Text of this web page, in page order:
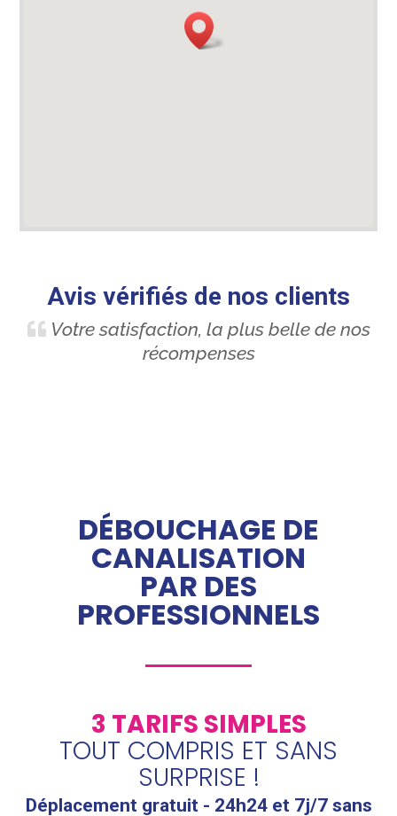
Avis vérifiés de nos clients
Votre satisfaction, la plus belle de nos
récompenses
DÉBOUCHAGE DE
CANALISATION
PAR DES
PROFESSIONNELS
3 TARIFS SIMPLES
TOUT COMPRIS ET SANS
SURPRISE !
Déplacement gratuit - 24h24 et 7j/7 sans